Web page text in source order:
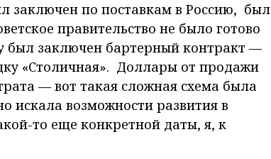
заключен по поставкам в Россию, был
правительство не было готово
был заключен бартерный контракт —
«Столичная». Доллары от продажи
— вот такая сложная схема была
искала возможности развития в
то еще конкретной даты, я, к